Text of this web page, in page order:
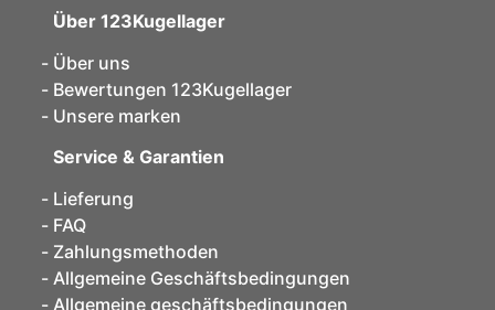
Über 123Kugellager
Über uns
Bewertungen 123Kugellager
Unsere marken
Service & Garantien
Lieferung
FAQ
Zahlungsmethoden
Allgemeine Geschäftsbedingungen
Allgemeine geschäftsbedingungen